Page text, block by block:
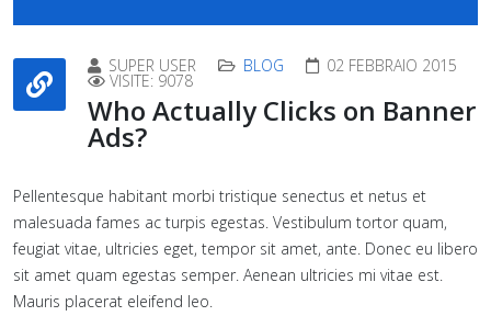
SUPER USER BLOG 02 FEBBRAIO 2015
VISITE: 9078
Who Actually Clicks on Banner
Ads?
Pellentesque habitant morbi tristique senectus et netus et
malesuada fames ac turpis egestas. Vestibulum tortor quam,
feugiat vitae, ultricies eget, tempor sit amet, ante. Donec eu libero
sit amet quam egestas semper. Aenean ultricies mi vitae est.
Mauris placerat eleifend leo.